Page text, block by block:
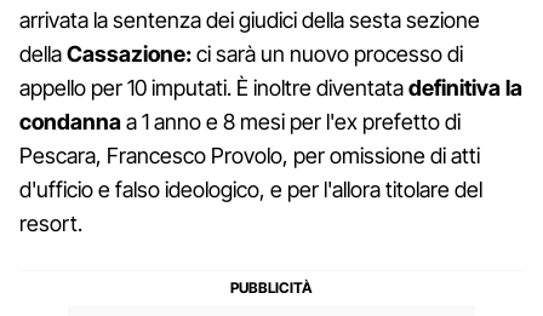
arrivata la sentenza dei giudici della sesta sezione
dellaCassazione:ci sarà un nuovo processo di
appello per 10 imputati. È inoltre diventatadefinitiva la
condannaa 1 anno e 8 mesi per l'ex prefetto di
Pescara, Francesco Provolo, per omissione di atti
d'ufficio e falso ideologico, e per l'allora titolare del
resort.